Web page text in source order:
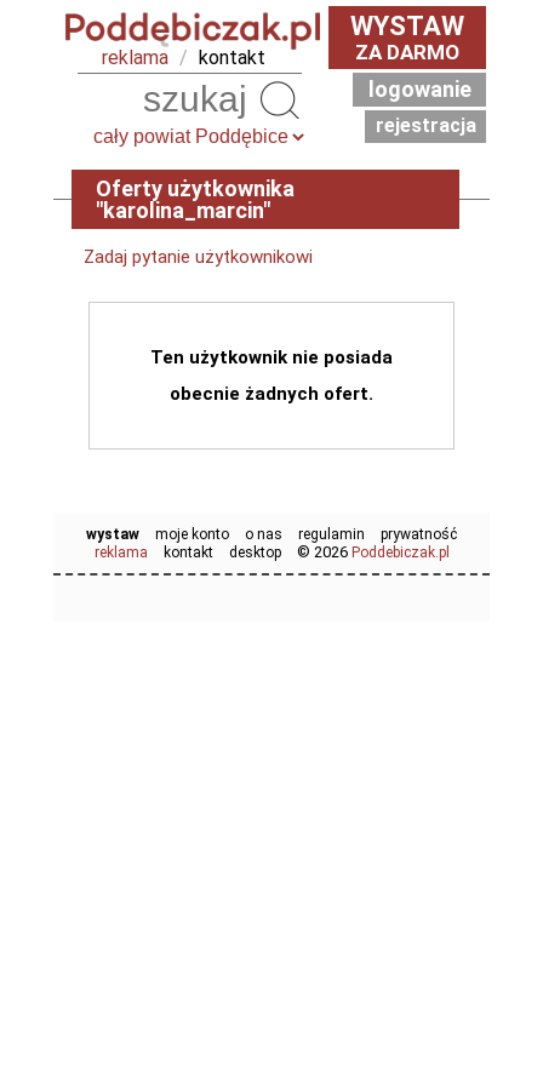
reklama / kontakt
WYSTAW
ZA DARMO
logowanie
rejestracja
Oferty użytkownika
"karolina_marcin"
Zadaj pytanie użytkownikowi
Ten użytkownik nie posiada
obecnie żadnych ofert.
wystaw moje konto o nas regulamin
prywatność
reklama
kontakt desktop © 2026 Poddebiczak.pl